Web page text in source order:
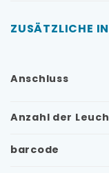
ZUSÄTZLICHE
Anschluss
Anzahl der
barcode